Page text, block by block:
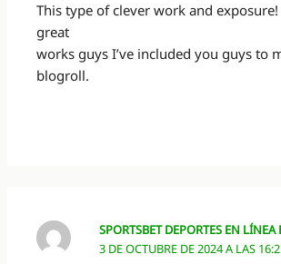
This type of clever work and
great
works guys I’ve included you guys to
blogroll.
SPORTSBET DEPORTES EN LÍNEA
3 DE OCTUBRE DE 2024 A LAS